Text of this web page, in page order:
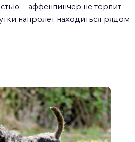
— аффенпинчер не терпит
напролет находиться рядом